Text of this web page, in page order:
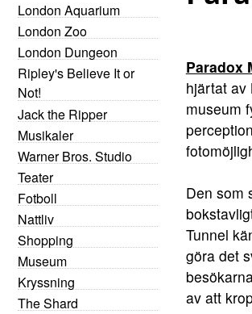
London Aquarium
London Zoo
London Dungeon
Ripley's Believe It or
Not!
Jack the Ripper
Musikaler
Warner Bros. Studio
Teater
Fotboll
Nattliv
Shopping
Museum
Kryssning
The Shard
Paradox
hjärtat av
museum
Den som
Tunnel
göra det
av att